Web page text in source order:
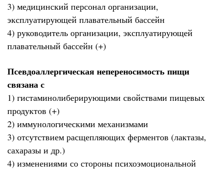
3) медицинский персонал организации,
эксплуатирующей плавательный бассейн
4) руководитель организации, эксплуатирующей
плавательный бассейн (+)
Псевдоаллергическая непереносимость пищи
связана с
1) гистаминолиберирующими свойствами пищевых
продуктов (+)
2) иммунологическими механизмами
3) отсутствием расщепляющих ферментов (лактазы,
сахаразы и др.)
4) изменениями со стороны психоэмоциональной